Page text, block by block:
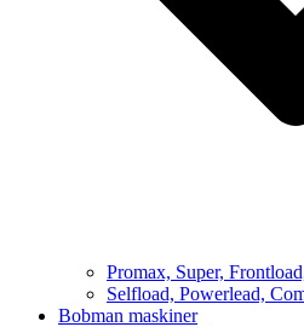
Promax, Super,
Selfload, Powerlead,
Bobman maskiner